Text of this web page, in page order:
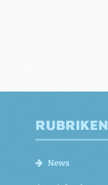
RUBRIKEN
News